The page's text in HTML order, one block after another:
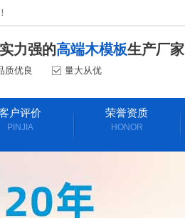
力强的高端木模板生产厂家
质优良 量大从优
户评价
PINJIA
荣誉资质
HONOR